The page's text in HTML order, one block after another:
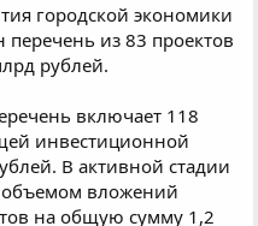
городской экономики
из 83 проектов
рублей.
включает 118
инвестиционной
В активной стадии
объемом вложений
на общую сумму 1,2